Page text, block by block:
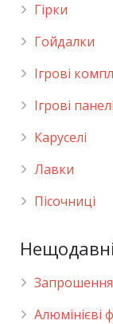
Гірки
Гойдалки
Ігрові
Ігрові панелі
Каруселі
Лавки
Пісочниці
Запрошення
Алюмінієві